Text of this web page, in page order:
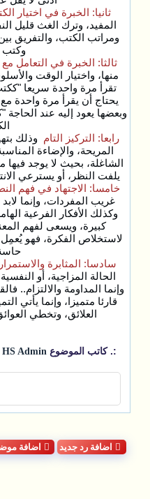
ثانيا: الخبرة في اختيار
المفيد، وترك الغث قليل
ومراتب الكتب، والتفريق
وكتب
ثالثا: الخبرة في التعامل
منها، واختيار الوقت
تقرأ مرة واحدة سريعا
يحتاج أن يقرأ مرة واحدة مع
وبعضها يعود إليه عند
رابعا: التركيز التام وذلك
المريحة، والإضاءة
الشاغلة، بحيث لا يوجد فيها
يلفت النظر، أو يسترعي
خامسا: الاجتهاد في فهم
غريب المفردات، وإنما لابد
وكذلك الأفكار الفرعية
كبيرة، ويسعى لفهم
لاستخلاص الفكرة، فهو
سادسا: المثابرة
الحالة المزاجية، أو
وإنما المداومة والالتزام..
قارئا متميزا، وإنما يأتي
العلائق، وتخطي
:. كاتب الموضوع HS Admin
اضافة رد جديد اضافة